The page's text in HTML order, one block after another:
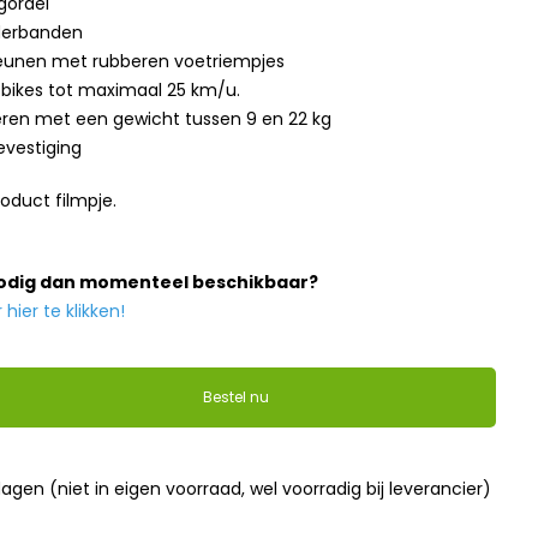
met rubberen voetriempjes
tot maximaal 25 km/u.
met een gewicht tussen 9 en 22 kg
filmpje.
dan momenteel beschikbaar?
te klikken!
Bestel nu
(niet in eigen voorraad, wel voorradig bij leverancier)